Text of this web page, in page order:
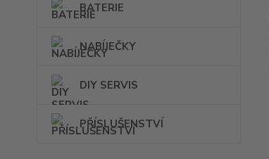
BATERIE
NABÍJEČKY
DIY SERVIS
PŘÍSLUŠENSTVÍ